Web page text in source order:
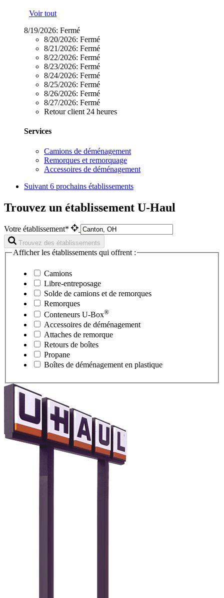
Voir tout
8/19/2026: Fermé
8/20/2026: Fermé
8/21/2026: Fermé
8/22/2026: Fermé
8/23/2026: Fermé
8/24/2026: Fermé
8/25/2026: Fermé
8/26/2026: Fermé
8/27/2026: Fermé
Retour client 24 heures
Services
Camions de déménagement
Remorques et remorquage
Accessoires de déménagement
Suivant 6 prochains établissements
Trouvez un établissement U-Haul
Votre établissement*
Trouvez des établissements
Afficher les établissements qui offrent :
Camions
Libre-entreposage
Solde de camions et de remorques
Remorques
Conteneurs U-Box®
Accessoires de déménagement
Attaches de remorque
Retours de boîtes
Propane
Boîtes de déménagement en plastique